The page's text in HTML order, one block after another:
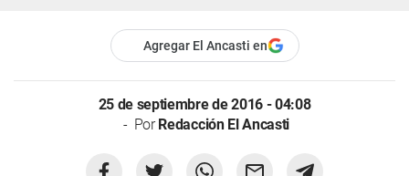
Agregar El Ancasti en
25 de septiembre de 2016 - 04:08
PorRedacción El Ancasti